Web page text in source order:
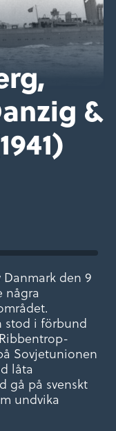
&
den 9
några
stod i förbund
Sovjetunionen
låta
gå på svenskt
undvika